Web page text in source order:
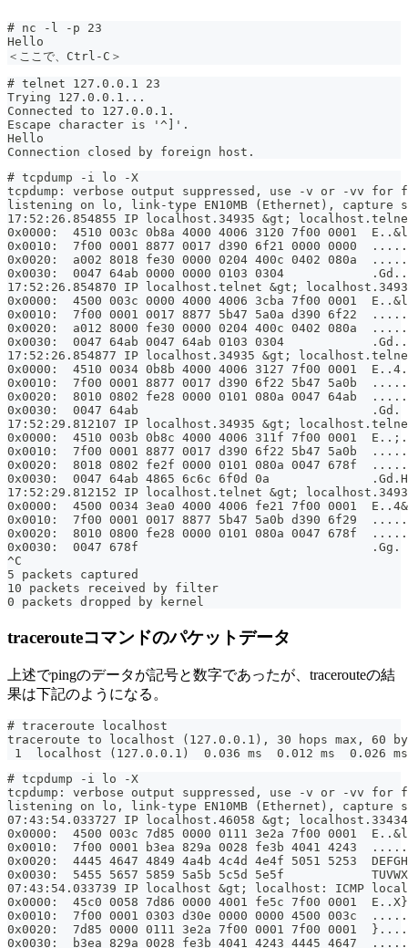
# nc -l -p 23
Hello
＜ここで、Ctrl-C＞
# telnet 127.0.0.1 23
Trying 127.0.0.1...
Connected to 127.0.0.1.
Escape character is '^]'.
Hello
Connection closed by foreign host.
# tcpdump -i lo -X
tcpdump: verbose output suppressed, use -v or -vv for
listening on lo, link-type EN10MB (Ethernet), capture
17:52:26.854855 IP localhost.34935 &gt;
0x0000:  4510 003c 0b8a 4000 4006 3120 7f00 0001
0x0010:  7f00 0001 8877 0017 d390 6f21 0000 0000
0x0020:  a002 8018 fe30 0000 0204 400c 0402 080a
0x0030:  0047 64ab 0000 0000 0103 0304
17:52:26.854870 IP localhost.telnet &gt;
0x0000:  4500 003c 0000 4000 4006 3cba 7f00 0001
0x0010:  7f00 0001 0017 8877 5b47 5a0a d390 6f22
0x0020:  a012 8000 fe30 0000 0204 400c 0402 080a
0x0030:  0047 64ab 0047 64ab 0103 0304
17:52:26.854877 IP localhost.34935 &gt;
0x0000:  4510 0034 0b8b 4000 4006 3127 7f00 0001
0x0010:  7f00 0001 8877 0017 d390 6f22 5b47 5a0b
0x0020:  8010 0802 fe28 0000 0101 080a 0047 64ab
0x0030:  0047 64ab                                .Gd.
17:52:29.812107 IP localhost.34935 &gt;
0x0000:  4510 003b 0b8c 4000 4006 311f 7f00 0001
0x0010:  7f00 0001 8877 0017 d390 6f22 5b47 5a0b
0x0020:  8018 0802 fe2f 0000 0101 080a 0047 678f
0x0030:  0047 64ab 4865 6c6c 6f0d 0a
17:52:29.812152 IP localhost.telnet &gt;
0x0000:  4500 0034 3ea0 4000 4006 fe21 7f00 0001
0x0010:  7f00 0001 0017 8877 5b47 5a0b d390 6f29
0x0020:  8010 0800 fe28 0000 0101 080a 0047 678f
0x0030:  0047 678f                                .Gg.
^C
5 packets captured
10 packets received by filter
0 packets dropped by kernel
tracerouteコマンドのパケットデータ
上述でpingのデータが記号と数字であったが、tracerouteの結
果は下記のようになる。
# traceroute localhost
traceroute to localhost (127.0.0.1), 30 hops max, 60
1  localhost (127.0.0.1)  0.036 ms  0.012 ms  0.026 ms
# tcpdump -i lo -X
tcpdump: verbose output suppressed, use -v or -vv for
listening on lo, link-type EN10MB (Ethernet), capture
07:43:54.033727 IP localhost.46058 &gt;
0x0000:  4500 003c 7d85 0000 0111 3e2a 7f00 0001
0x0010:  7f00 0001 b3ea 829a 0028 fe3b 4041 4243
0x0020:  4445 4647 4849 4a4b 4c4d 4e4f 5051 5253
0x0030:  5455 5657 5859 5a5b 5c5d 5e5f
07:43:54.033739 IP localhost &gt; localhost: ICMP
0x0000:  45c0 0058 7d86 0000 4001 fe5c 7f00 0001
0x0010:  7f00 0001 0303 d30e 0000 0000 4500 003c
0x0020:  7d85 0000 0111 3e2a 7f00 0001 7f00 0001
0x0030:  b3ea 829a 0028 fe3b 4041 4243 4445 4647